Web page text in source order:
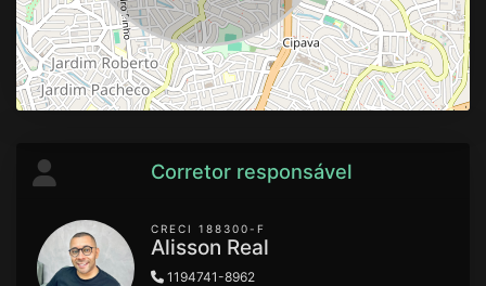
Corretor responsável
CRECI 188300-F
Alisson Real
1194741-8962